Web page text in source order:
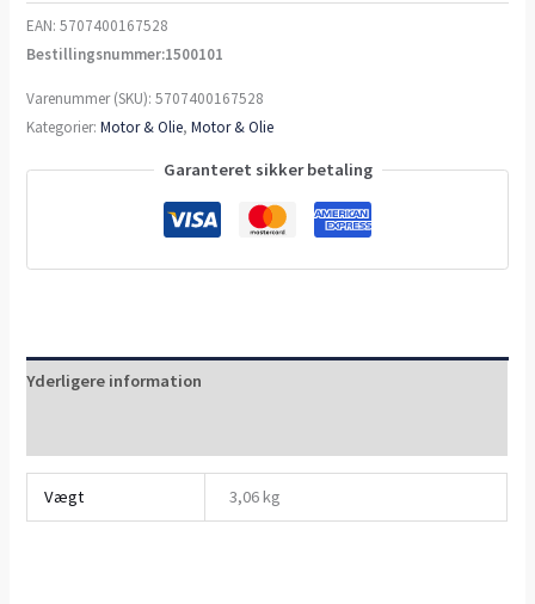
EAN:5707400167528
Bestillingsnummer:1500101
Varenummer (SKU):5707400167528
Kategorier:Motor & Olie,Motor & Olie
Garanteret sikker betaling
Yderligere information
Vægt 3,06 kg